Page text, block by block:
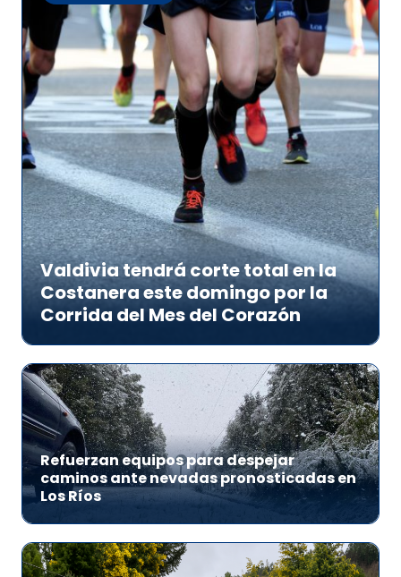
Valdivia tendrá corte total en la
Costanera este domingo por la
Corrida del Mes del Corazón
Refuerzan equipos para despejar
caminos ante nevadas pronosticadas en
Los Ríos